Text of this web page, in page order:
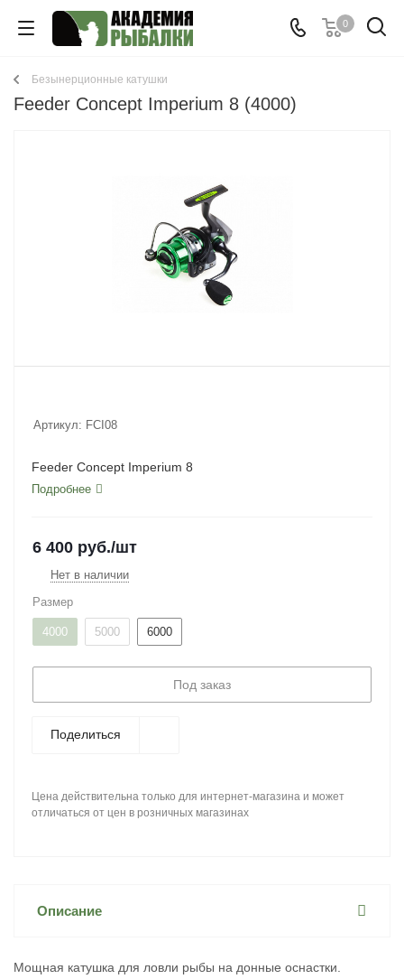
0
Безынерционные катушки
Feeder Concept Imperium 8 (4000)
Артикул: FCI08
Feeder Concept Imperium 8
Подробнее
6 400 руб./шт
Нет в наличии
Размер
4000 5000 6000
Под заказ
Поделиться
Цена действительна только для интернет-магазина и может
отличаться от цен в розничных магазинах
Описание
Мощная катушка для ловли рыбы на донные оснастки.